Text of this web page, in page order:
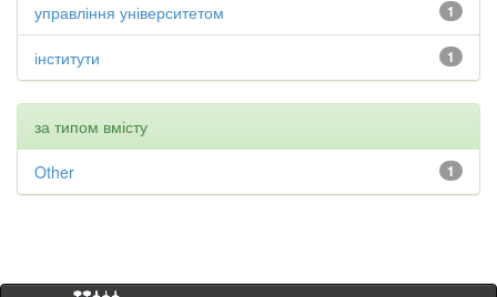
1
управління університетом
1
інститути
за типом вмісту
1
Other